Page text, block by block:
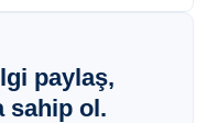
paylaş,
sahip ol.